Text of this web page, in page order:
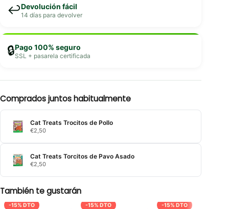
↩️Devolución fácil
14 días para devolver
🔒Pago 100% seguro
SSL + pasarela certificada
Comprados juntos habitualmente
Cat Treats Trocitos de Pollo
€2,50
Cat Treats Torcitos de Pavo Asado
€2,50
También te gustarán
-15% DTO -15% DTO -15% DTO